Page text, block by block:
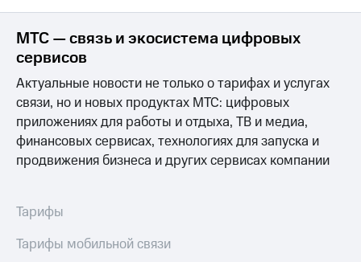
МТС — связь и экосистема цифровых
сервисов
Актуальные новости не только о тарифах и услугах
связи, но и новых продуктах МТС: цифровых
приложениях для работы и отдыха, ТВ и медиа,
финансовых сервисах, технологиях для запуска и
продвижения бизнеса и других сервисах компании
Тарифы
Тарифы мобильной связи